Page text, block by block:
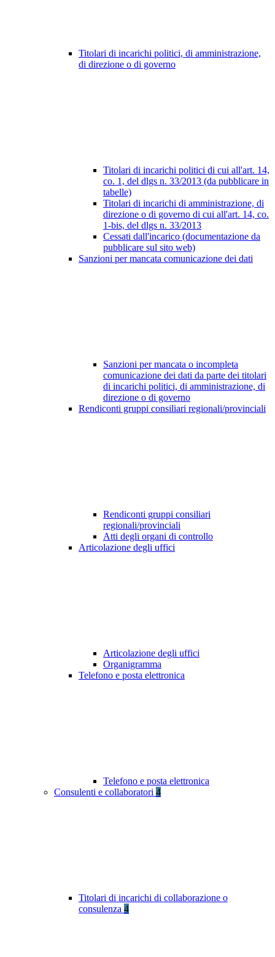
Titolari di incarichi politici, di amministrazione,
di direzione o di governo
Titolari di incarichi politici di cui all'art. 14,
co. 1, del dlgs n. 33/2013 (da pubblicare in
tabelle)
Titolari di incarichi di amministrazione, di
direzione o di governo di cui all'art. 14, co.
1-bis, del dlgs n. 33/2013
Cessati dall'incarico (documentazione da
pubblicare sul sito web)
Sanzioni per mancata comunicazione dei dati
Sanzioni per mancata o incompleta
comunicazione dei dati da parte dei titolari
di incarichi politici, di amministrazione, di
direzione o di governo
Rendiconti gruppi consiliari regionali/provinciali
Rendiconti gruppi consiliari
regionali/provinciali
Atti degli organi di controllo
Articolazione degli uffici
Articolazione degli uffici
Organigramma
Telefono e posta elettronica
Telefono e posta elettronica
Consulenti e collaboratori 4
Titolari di incarichi di collaborazione o
consulenza 4